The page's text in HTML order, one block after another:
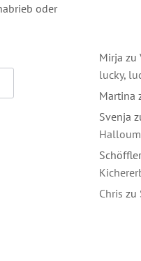
oder
Mirja zu
lucky,
Martina
Svenja
Chris zu